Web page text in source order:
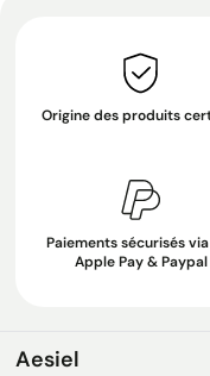
Origine des produits
Paiements sécurisés via
Apple Pay & Paypal
Aesiel